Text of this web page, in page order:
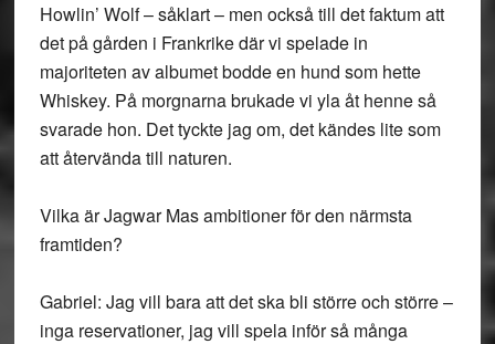
Howlin’ Wolf – såklart – men också till det faktum att
det på gården i Frankrike där vi spelade in
majoriteten av albumet bodde en hund som hette
Whiskey. På morgnarna brukade vi yla åt henne så
svarade hon. Det tyckte jag om, det kändes lite som
att återvända till naturen.
Vilka är Jagwar Mas ambitioner för den närmsta
framtiden?
Gabriel: Jag vill bara att det ska bli större och större –
inga reservationer, jag vill spela inför så många